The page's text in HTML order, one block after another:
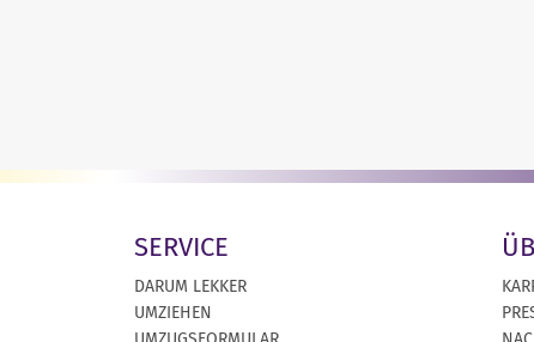
SERVICE
DARUM LEKKER
UMZIEHEN